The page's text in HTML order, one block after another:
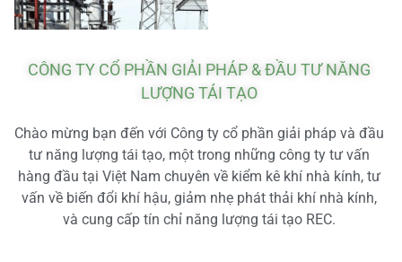
CÔNG TY CỔ PHẦN GIẢI PHÁP & ĐẦU TƯ NĂNG
LƯỢNG TÁI TẠO
Chào mừng bạn đến với Công ty cổ phần giải pháp và đầu
tư năng lượng tái tạo, một trong những công ty tư vấn
hàng đầu tại Việt Nam chuyên về kiểm kê khí nhà kính, tư
vấn về biến đổi khí hậu, giảm nhẹ phát thải khí nhà kính,
và cung cấp tín chỉ năng lượng tái tạo REC.